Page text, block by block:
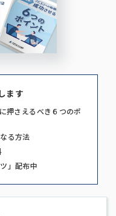
ます
押さえるべき６つのポ
る方法
」配布中